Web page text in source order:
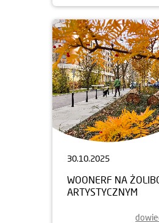
30.10.2025
WOONERF NA
ARTYSTYCZNYM